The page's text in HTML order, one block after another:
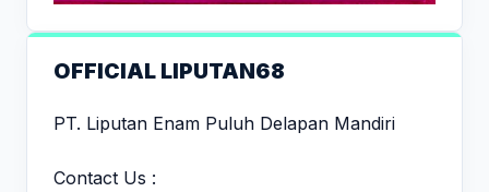
OFFICIAL LIPUTAN68
PT. Liputan Enam Puluh Delapan Mandiri
Contact Us :